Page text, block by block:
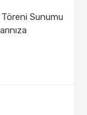
Töreni Sunumu